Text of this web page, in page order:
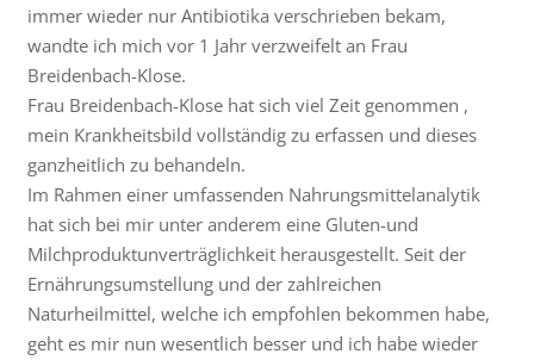
immer wieder nur Antibiotika verschrieben bekam,
wandte ich mich vor 1 Jahr verzweifelt an Frau
Breidenbach-Klose.
Frau Breidenbach-Klose hat sich viel Zeit genommen ,
mein Krankheitsbild vollständig zu erfassen und dieses
ganzheitlich zu behandeln.
Im Rahmen einer umfassenden Nahrungsmittelanalytik
hat sich bei mir unter anderem eine Gluten-und
Milchproduktunverträglichkeit herausgestellt. Seit der
Ernährungsumstellung und der zahlreichen
Naturheilmittel, welche ich empfohlen bekommen habe,
geht es mir nun wesentlich besser und ich habe wieder